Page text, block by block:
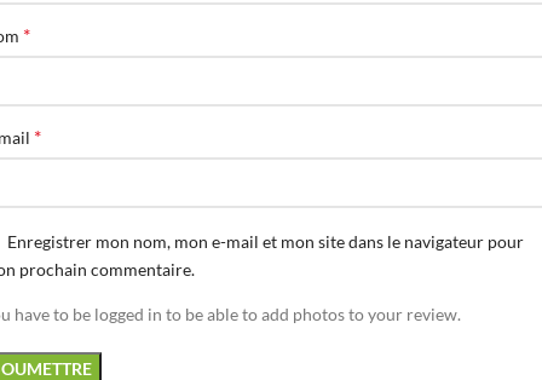
*
*
Enregistrer mon nom, mon e-mail et mon site dans le navigateur pour
prochain commentaire.
have to be logged in to be able to add photos to your review.